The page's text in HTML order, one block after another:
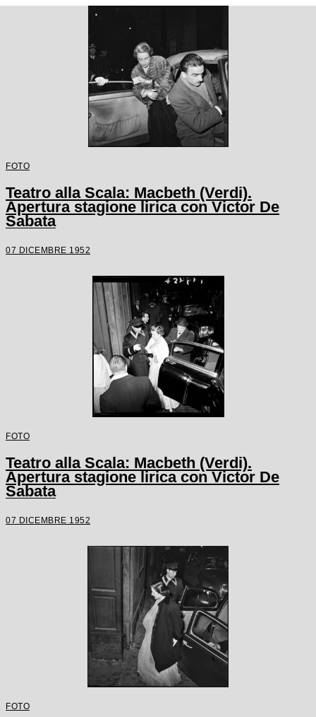
FOTO
Teatro alla Scala: Macbeth (Verdi).
Apertura stagione lirica con Victor De
Sabata
07 DICEMBRE 1952
FOTO
Teatro alla Scala: Macbeth (Verdi).
Apertura stagione lirica con Victor De
Sabata
07 DICEMBRE 1952
FOTO